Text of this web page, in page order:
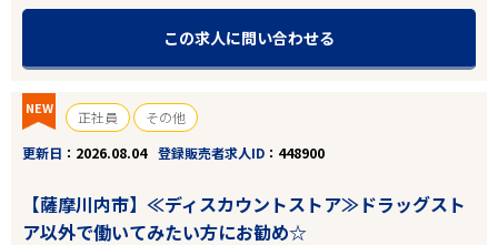
この求人に問い合わせる
NEW 正社員
その他
更新日
2026.08.04 登録販売者求人ID 448900
【薩摩川内市】≪ディスカウントストア≫ドラッグスト
ア以外で働いてみたい方にお勧め☆